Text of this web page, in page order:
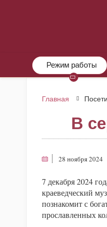
Режим работы
Главная
В
28 ноября 2024
7 декабря 2024
краеведческий
познакомит с
прославленных